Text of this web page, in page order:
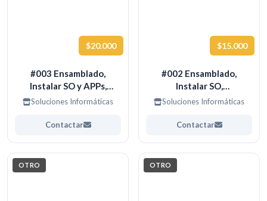
$20.000
#003 Ensamblado,
Instalar SO y APPs,
Configuración
Soluciones Informáticas
Contactar
$15.000
#002 Ensamblado,
Instalar SO,
configuración simple de
Soluciones Informáticas
Contactar
OTRO OTRO